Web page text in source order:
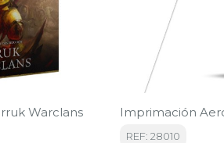
Warclans
Imprimación
REF: 28010